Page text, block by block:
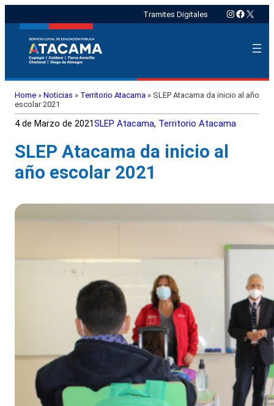
Tramites Digitales Instagram
X
Home » Noticias » Territorio Atacama » SLEP Atacama da inicio al año
escolar 2021
4 de Marzo de 2021SLEP Atacama, Territorio Atacama
SLEP Atacama da inicio al
año escolar 2021